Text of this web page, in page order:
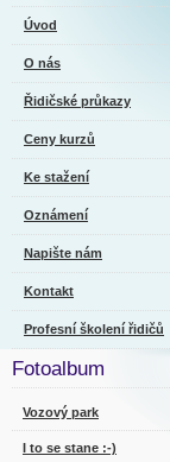
Úvod
O nás
Řidičské průkazy
Ceny kurzů
Ke stažení
Oznámení
Napište nám
Kontakt
Profesní školení řidičů
Fotoalbum
Vozový park
I to se stane :-)